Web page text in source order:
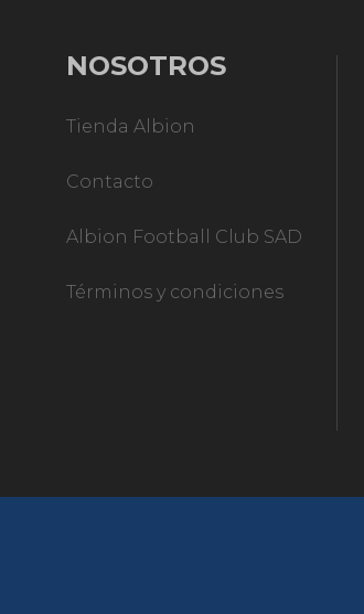
NOSOTROS
Tienda Albion
Contacto
Albion Football Club SAD
Términos y condiciones